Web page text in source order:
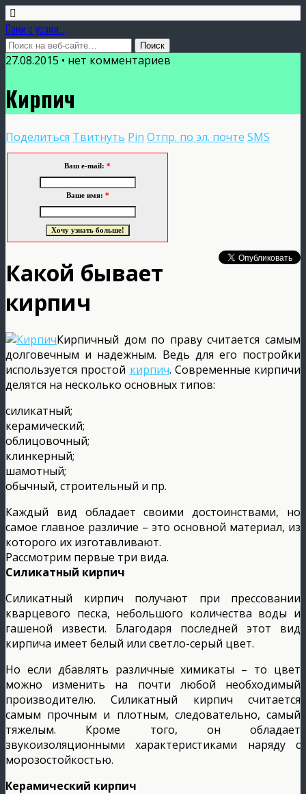
Сами с усами...
27.08.2015 • нет комментариев
Кирпич
Поделиться Твитнуть Pin Отпр. по эл. почте SMS
Ваш e-mail: *
Ваше имя: *
Какой бывает
кирпич
Кирпичный дом по праву считается самым
долговечным и надежным. Ведь для его постройки
используется простой кирпич. Современные кирпичи
делятся на несколько основных типов:
силикатный;
керамический;
облицовочный;
клинкерный;
шамотный;
обычный, строительный и пр.
Каждый вид обладает своими достоинствами, но
самое главное различие – это основной материал, из
которого их изготавливают.
Рассмотрим первые три вида.
Силикатный кирпич
Силикатный кирпич получают при прессовании
кварцевого песка, небольшого количества воды и
гашеной извести. Благодаря последней этот вид
кирпича имеет белый или светло-серый цвет.
Но если дбавлять различные химикаты – то цвет
можно изменить на почти любой необходимый
производителю. Силикатный кирпич считается
самым прочным и плотным, следовательно, самый
тяжелым. Кроме того, он обладает
звукоизоляционными характеристиками наряду с
морозостойкостью.
Керамический кирпич